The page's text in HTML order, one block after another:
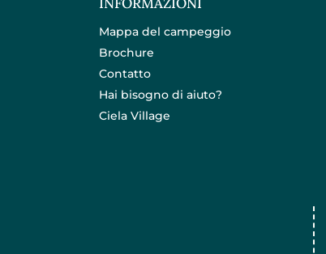
Mappa del campeggio
Brochure
Contatto
Hai bisogno di aiuto?
Ciela Village